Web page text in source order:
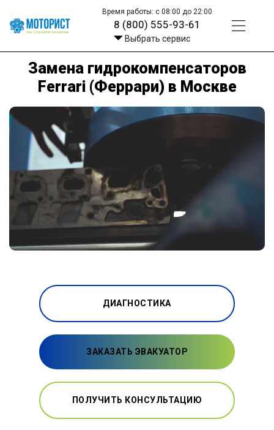
Время работы: с 08:00 до 22:00
8 (800) 555-93-61
Выбрать сервис
Замена гидрокомпенсаторов
Ferrari (Феррари) в Москве
ДИАГНОСТИКА
ЗАКАЗАТЬ ЭВАКУАТОР
ПОЛУЧИТЬ КОНСУЛЬТАЦИЮ